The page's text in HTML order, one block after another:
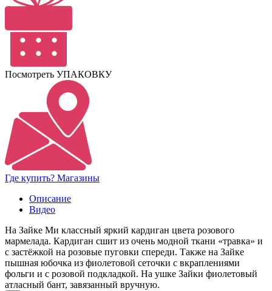
Посмотреть УПАКОВКУ
Где купить? Магазины
Описание
Видео
На Зайке Ми классный яркий кардиган цвета розового
мармелада. Кардиган сшит из очень модной ткани «травка» и
с застёжкой на розовые пуговки спереди. Также на Зайке
пышная юбочка из фиолетовой сеточки с вкраплениями
фольги и с розовой подкладкой. На ушке Зайки фиолетовый
атласный бант, завязанный вручную.